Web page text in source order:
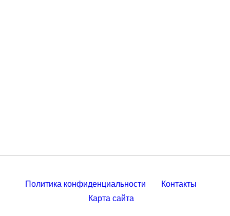
Политика конфиденциальности
Контакты
Карта сайта